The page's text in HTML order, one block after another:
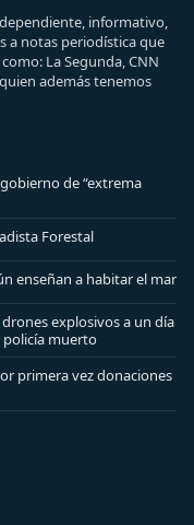
informativo,
a notas periodística que
La Segunda, CNN
además tenemos
de “extrema
Forestal
enseñan a habitar el mar
explosivos a un día
policía muerto
primera vez donaciones